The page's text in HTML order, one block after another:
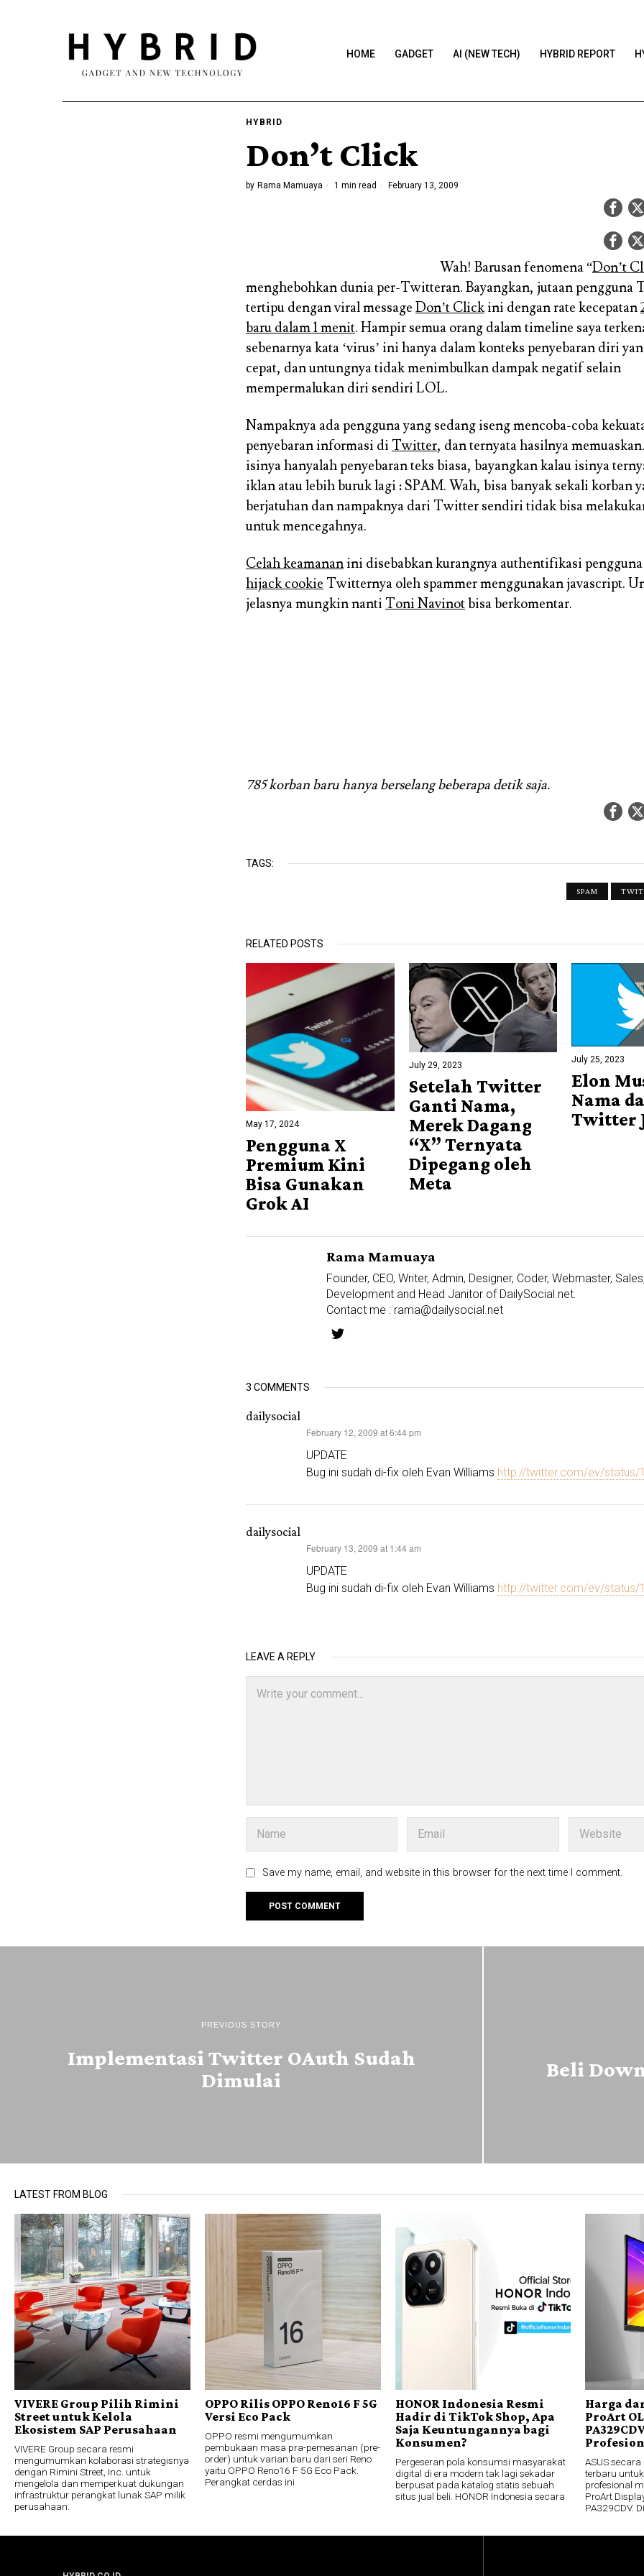
HOME GADGET AI (NEW TECH) HYBRID REPORT
HYBRID
Don’t Click
by Rama Mamuaya 1 min read February 13, 2009
Wah! Barusan fenomena “Don’t
menghebohkan dunia per-Twitteran. Bayangkan, jutaan pengguna
tertipu dengan viral message Don’t Clickini dengan rate kecepatan
baru dalam 1 menit. Hampir semua orang dalam timeline saya
sebenarnya kata ‘virus’ ini hanya dalam konteks penyebaran diri
cepat, dan untungnya tidak menimbulkan dampak negatif selain
mempermalukan diri sendiri LOL.
Nampaknya ada pengguna yang sedang iseng mencoba-coba
penyebaran informasi di Twitter, dan ternyata hasilnya
isinya hanyalah penyebaran teks biasa, bayangkan kalau isinya
iklan atau lebih buruk lagi : SPAM. Wah, bisa banyak sekali korban
berjatuhan dan nampaknya dari Twitter sendiri tidak bisa
untuk mencegahnya.
Celah keamanan ini disebabkan kurangnya authentifikasi
hijack cookie Twitternya oleh spammer menggunakan javascript.
jelasnya mungkin nanti Toni Navinotbisa berkomentar.
785 korban baru hanya berselang beberapa detik saja.
TAGS:
SPAM
RELATED POSTS
May 17, 2024
Pengguna X
Premium Kini
Bisa Gunakan
Grok AI
July 29, 2023
Setelah Twitter
Ganti Nama,
Merek Dagang
“X” Ternyata
Dipegang oleh
Meta
July 25, 2023
Elon
Nama
Twitter
Rama Mamuaya
Founder, CEO, Writer, Admin, Designer, Coder, Webmaster,
Development and Head Janitor of DailySocial.net.
Contact me : rama@dailysocial.net
3 COMMENTS
dailysocial
February 12, 2009 at 6:44 pm
UPDATE
Bug ini sudah di-fix oleh Evan Williams http://twitter.com/ev/status/
dailysocial
February 13, 2009 at 1:44 am
UPDATE
Bug ini sudah di-fix oleh Evan Williams http://twitter.com/ev/status/
LEAVE A REPLY
Save my name, email, and website in this browser for the next time I comment.
PREVIOUS STORY
Implementasi Twitter OAuth Sudah
Dimulai
Beli
LATEST FROM BLOG
VIVERE Group Pilih Rimini
Street untuk Kelola
Ekosistem SAP Perusahaan
VIVERE Group secara resmi
mengumumkan kolaborasi strategisnya
dengan Rimini Street, Inc. untuk
mengelola dan memperkuat dukungan
infrastruktur perangkat lunak SAP milik
perusahaan.
OPPO Rilis OPPO Reno16 F 5G
Versi Eco Pack
OPPO resmi mengumumkan
pembukaan masa pra-pemesanan (pre-
order) untuk varian baru dari seri Reno
yaitu OPPO Reno16 F 5G Eco Pack.
Perangkat cerdas ini
HONOR Indonesia Resmi
Hadir di TikTok Shop, Apa
Saja Keuntungannya bagi
Konsumen?
Pergeseran pola konsumsi masyarakat
digital di era modern tak lagi sekadar
berpusat pada katalog statis sebuah
situs jual beli. HONOR Indonesia secara
Harga
ProArt
ASUS
terbaru
profesional
ProArt
PA329CDV.